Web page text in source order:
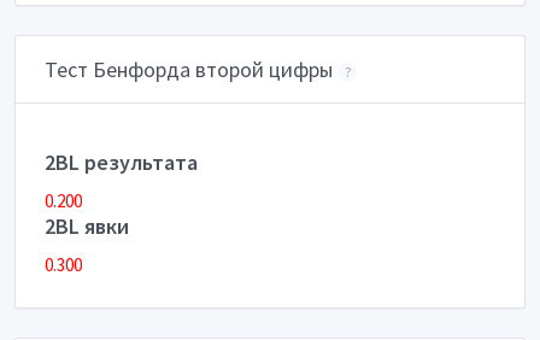
Тест Бенфорда второй цифры ?
2BL результата
0.200
2BL явки
0.300